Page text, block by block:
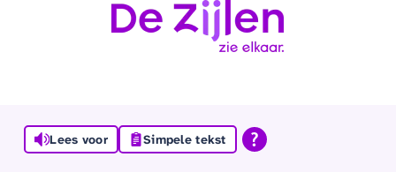
Lees voor Simpele tekst